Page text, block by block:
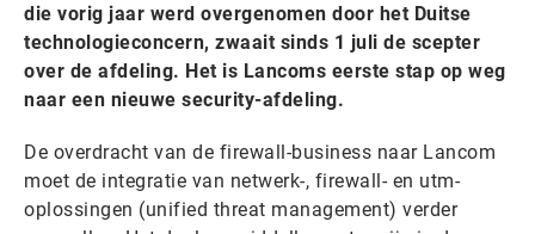
die vorig jaar werd overgenomen door het Duitse
technologieconcern, zwaait sinds 1 juli de scepter
over de afdeling. Het is Lancoms eerste stap op weg
naar een nieuwe security-afdeling.
De overdracht van de firewall-business naar Lancom
moet de integratie van netwerk-, firewall- en utm-
oplossingen (unified threat management) verder